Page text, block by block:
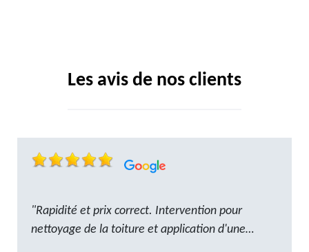
Les avis de nos clients
"Rapidité et prix correct. Intervention pour
nettoyage de la toiture et application d'une